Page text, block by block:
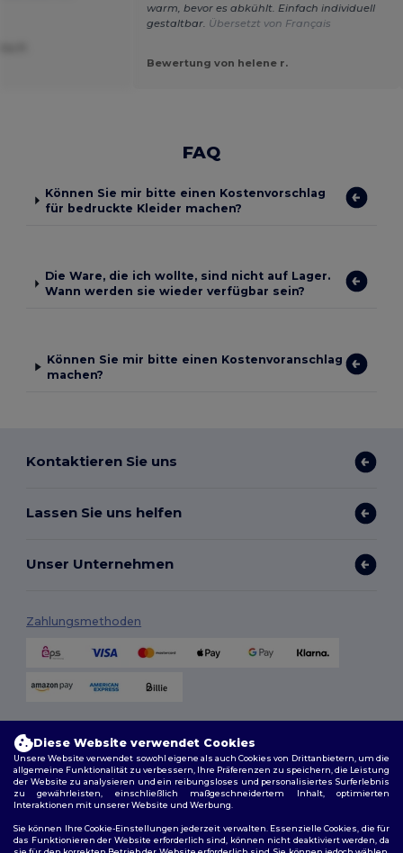
warm, bevor es abkühlt. Einfach individuell
gestaltbar. Übersetzt von Français
Bewertung von helene r.
FAQ
Können Sie mir bitte einen Kostenvorschlag
für bedruckte Kleider machen?
Die Ware, die ich wollte, sind nicht auf Lager.
Wann werden sie wieder verfügbar sein?
Können Sie mir bitte einen Kostenvoranschlag
machen?
Kontaktieren Sie uns
Lassen Sie uns helfen
Unser Unternehmen
Zahlungsmethoden
Diese Website verwendet Cookies
Unsere Website verwendet sowohl eigene als auch Cookies von Drittanbietern, um die
allgemeine Funktionalität zu verbessern, Ihre Präferenzen zu speichern, die Leistung
der Website zu analysieren und ein reibungsloses und personalisiertes Surferlebnis
zu gewährleisten, einschließlich maßgeschneidertem Inhalt, optimierten
Interaktionen mit unserer Website und Werbung.
Sie können Ihre Cookie-Einstellungen jederzeit verwalten. Essenzielle Cookies, die für
das Funktionieren der Website erforderlich sind, können nicht deaktiviert werden, da